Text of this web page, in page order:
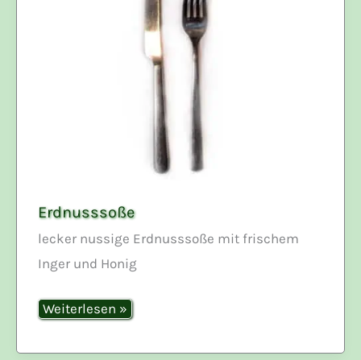
Erdnusssoße
lecker nussige Erdnusssoße mit frischem
Inger und Honig
Erdnusssoße
Weiterlesen »